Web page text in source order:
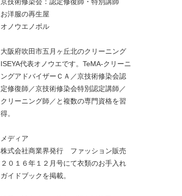
京技術修染会：認定修復師・特別講師
お洋服の再生屋
オノウエノボル
大阪府吹田市五月ヶ丘北のクリーニング
ISEYA代表オノウエです。TeMA-クリーニ
ングアドバイザーＣＡ／京技術修染会認
定修復師／京技術修染会特別認定講師／
クリーニング師／と複数の専門資格を習
得。
メディア
株式会社商業界発行 ファッション販売
２０１６年１２月号にて衣類のお手入れ
ガイドブックを掲載。